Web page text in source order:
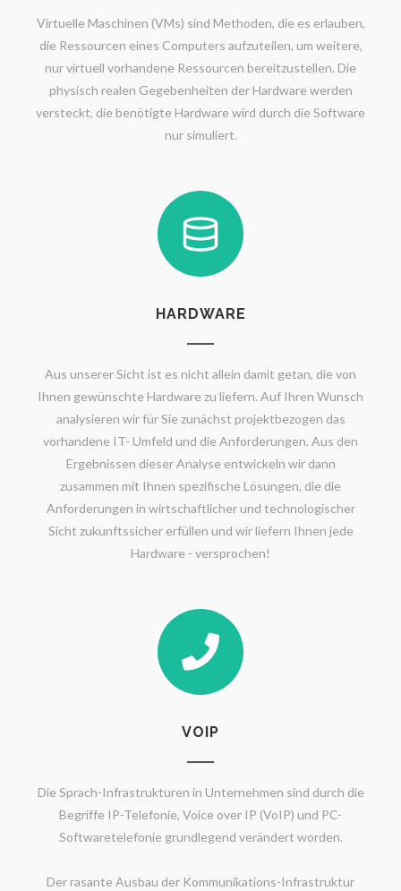
Virtuelle Maschinen (VMs) sind Methoden, die es erlauben,
die Ressourcen eines Computers aufzuteilen, um weitere,
nur virtuell vorhandene Ressourcen bereitzustellen. Die
physisch realen Gegebenheiten der Hardware werden
versteckt, die benötigte Hardware wird durch die Software
nur simuliert.
HARDWARE
Aus unserer Sicht ist es nicht allein damit getan, die von
Ihnen gewünschte Hardware zu liefern. Auf Ihren Wunsch
analysieren wir für Sie zunächst projektbezogen das
vorhandene IT- Umfeld und die Anforderungen. Aus den
Ergebnissen dieser Analyse entwickeln wir dann
zusammen mit Ihnen spezifische Lösungen, die die
Anforderungen in wirtschaftlicher und technologischer
Sicht zukunftssicher erfüllen und wir liefern Ihnen jede
Hardware - versprochen!
VOIP
Die Sprach-Infrastrukturen in Unternehmen sind durch die
Begriffe IP-Telefonie, Voice over IP (VoIP) und PC-
Softwaretelefonie grundlegend verändert worden.
Der rasante Ausbau der Kommunikations-Infrastruktur